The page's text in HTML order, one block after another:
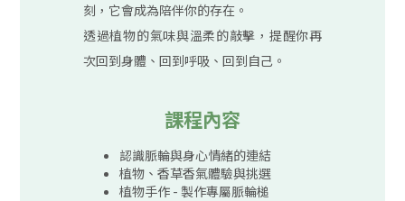
刻，它會成為陪伴你的存在。
透過植物的氣味與溫柔的敲擊，提醒你再
次回到身體、回到呼吸、回到自己。
課程內容
認識脈輪與身心情緒的連結
植物、香草香氣體驗與挑選
植物手作 - 製作專屬脈輪槌